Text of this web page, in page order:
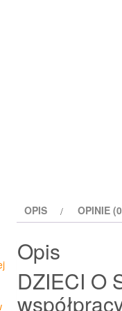
OPIS OPINIE
Opis
DZIECI O